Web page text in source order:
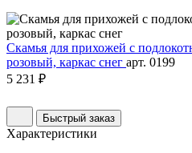
Скамья для прихожей с
розовый, каркас снег арт. 0199
5 231 ₽
Быстрый заказ
Характеристики